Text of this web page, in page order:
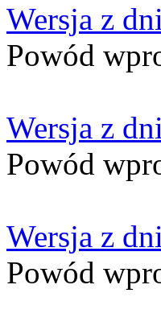
Wersja z
Powód
Wersja z
Powód
Wersja z
Powód